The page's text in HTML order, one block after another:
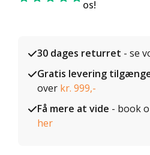
os!
30 dages returret - se
Gratis levering
over kr. 999,-
Få mere at vide - book
her